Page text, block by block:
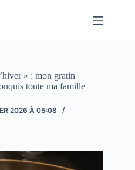
» : mon gratin
toute ma famille
2026 À 05:08